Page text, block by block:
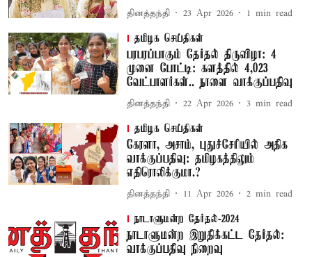
தினத்தந்தி 23 Apr 2026 1 min read
தமிழக செய்திகள்
பரபரப்பாகும் தேர்தல் திருவிழா: 4
முனை போட்டி: களத்தில் 4,023
வேட்பாளர்கள்.. நாளை வாக்குப்பதிவு
தினத்தந்தி 22 Apr 2026 3 min read
தமிழக செய்திகள்
கேரளா, அசாம், புதுச்சேரியில் அதிக
வாக்குப்பதிவு: தமிழகத்திலும்
எதிரொலிக்குமா.?
தினத்தந்தி 11 Apr 2026 2 min read
நாடாளுமன்ற தேர்தல்-2024
நாடாளுமன்ற இறுதிக்கட்ட தேர்தல்:
வாக்குப்பதிவு நிறைவு